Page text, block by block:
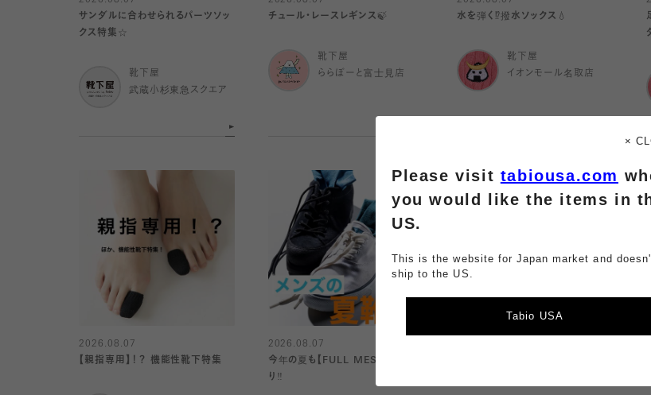
サンダルに合わせられるパーツソッ
クス特集☆
靴下屋
武蔵小杉東急スクエア
チュール・レースレギンス🍃
靴下屋
ららぽーと富士見店
水を弾く⁉️撥水ソックス💧
靴下屋
イオンモール名取店
2026.08.07
【親指専用】！？ 機能性靴下特集
2026.08.07
今年の夏も【FULL MESH】で決ま
り️‼️
×
Please visit tabiousa.com
you would like the items in
US.
This is the website for Japan market and
ship to the US.
Tabio USA